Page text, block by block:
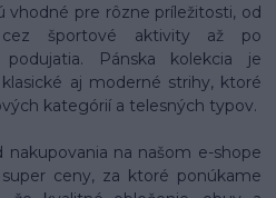
vhodné pre rôzne príležitosti, od
cez športové aktivity až po
podujatia. Pánska kolekcia je
aj moderné strihy, ktoré
kategórií a telesných typov.
nakupovania na našom e-shope
ceny, za ktoré ponúkame